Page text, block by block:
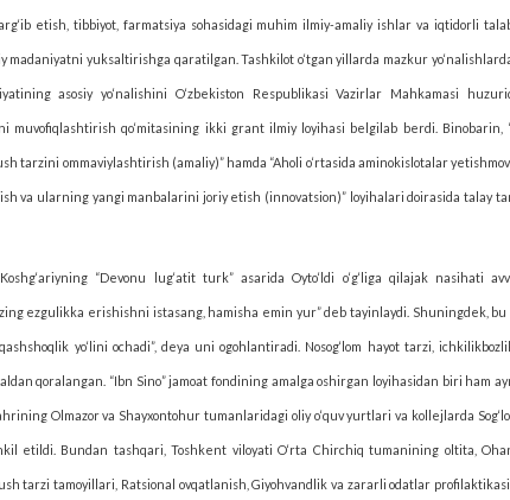
etish, tibbiyot, farmatsiya sohasidagi muhim ilmiy-amaliy ishlar va iqtidorli
madaniyatni yuksaltirishga qaratilgan. Tashkilot o‘tgan yillarda mazkur
asosiy yo‘nalishini O‘zbekiston Respublikasi Vazirlar Mahkamasi
muvofiqlashtirish qo‘mitasining ikki grant ilmiy loyihasi belgilab berdi. Binobarin,
tarzini ommaviylashtirish (amaliy)” hamda “Aholi o‘rtasida aminokislotalar
va ularning yangi manbalarini joriy etish (innovatsion)” loyihalari doirasida talay
“Devonu lug‘atit turk” asarida Oyto‘ldi o‘g‘liga qilajak nasihati
ezgulikka erishishni istasang, hamisha emin yur” deb tayinlaydi. Shuning­dek, bu
yo‘lini ochadi”, deya uni ogohlantiradi. Nosog‘lom hayot tarzi,
qoralangan. “Ibn Sino” jamoat fondining amalga oshirgan loyihasidan biri ham
Olmazor va Shayxontohur tumanlaridagi oliy o‘quv yurtlari va kollejlarda
etildi. Bundan tash­qari, Toshkent viloyati O‘rta Chirchiq tumanining oltita,
tarzi tamoyillari, Ratsional ovqatlanish, Giyohvandlik va zararli odatlar